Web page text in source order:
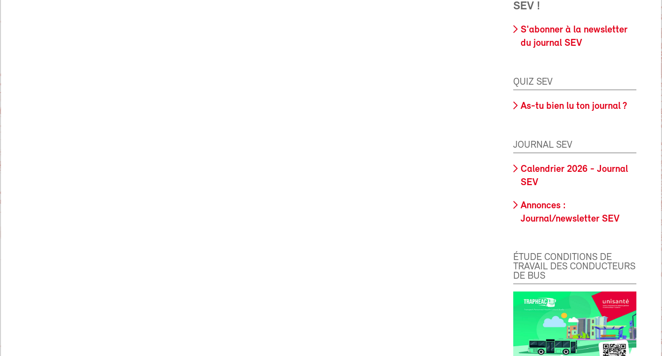
SEV !
S'abonner à la newsletter
du journal SEV
QUIZ SEV
As-tu bien lu ton journal ?
JOURNAL SEV
Calendrier 2026 - Journal
SEV
Annonces :
Journal/newsletter SEV
ÉTUDE CONDITIONS DE
TRAVAIL DES CONDUCTEURS
DE BUS